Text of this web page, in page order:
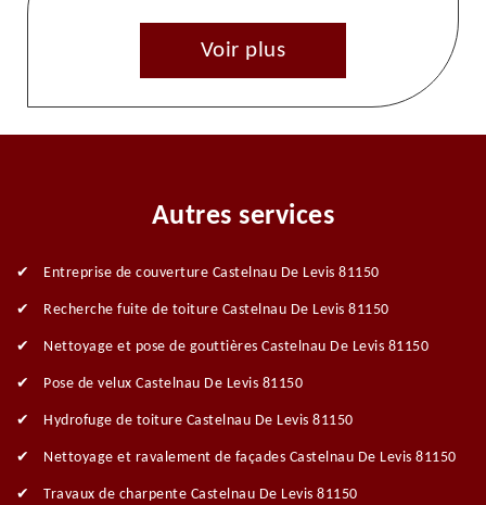
Voir plus
Autres services
Entreprise de couverture Castelnau De Levis 81150
Recherche fuite de toiture Castelnau De Levis 81150
Nettoyage et pose de gouttières Castelnau De Levis 81150
Pose de velux Castelnau De Levis 81150
Hydrofuge de toiture Castelnau De Levis 81150
Nettoyage et ravalement de façades Castelnau De Levis 81150
Travaux de charpente Castelnau De Levis 81150